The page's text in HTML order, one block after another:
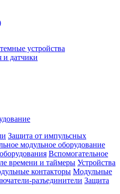
устройства
и датчики
Защита от импульсных
модульное оборудование
Вспомогательное
времени и таймеры Устройства
контакторы Модульные
разъединители Защита